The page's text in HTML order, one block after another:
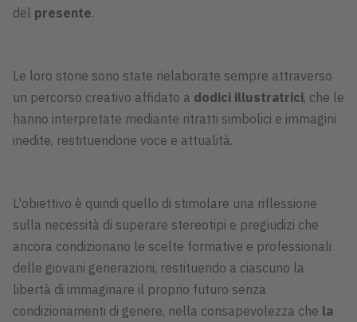
del presente.
Le loro storie sono state rielaborate sempre attraverso
un percorso creativo affidato a dodici illustratrici, che le
hanno interpretate mediante ritratti simbolici e immagini
inedite, restituendone voce e attualità.
L'obiettivo è quindi quello di stimolare una riflessione
sulla necessità di superare stereotipi e pregiudizi che
ancora condizionano le scelte formative e professionali
delle giovani generazioni, restituendo a ciascuno la
libertà di immaginare il proprio futuro senza
condizionamenti di genere, nella consapevolezza che la